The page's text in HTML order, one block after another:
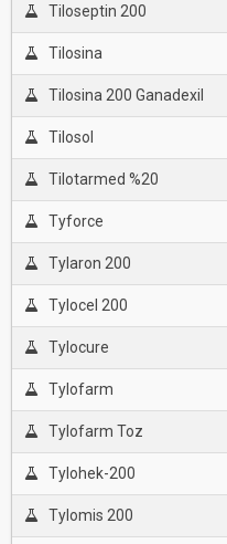
Tiloseptin 200
Tilosina
Tilosina 200 Ganadexil
Tilosol
Tilotarmed %20
Tyforce
Tylaron 200
Tylocel 200
Tylocure
Tylofarm
Tylofarm Toz
Tylohek-200
Tylomis 200